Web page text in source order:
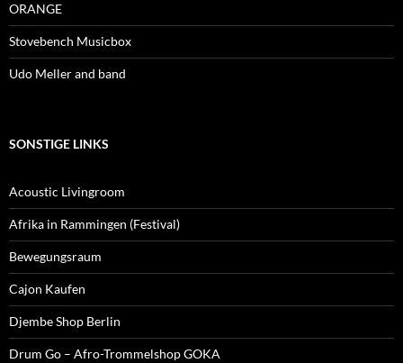
ORANGE
Stovebench Musicbox
Udo Meller and band
SONSTIGE LINKS
Acoustic Livingroom
Afrika in Rammingen (Festival)
Bewegungsraum
Cajon Kaufen
Djembe Shop Berlin
Drum Go – Afro-Trommelshop GOKA